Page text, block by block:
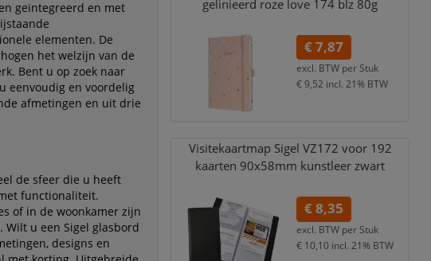
geïntegreerd en met
elementen. De
het welzijn van de
Bent u op zoek naar
eenvoudig en voordelig
afmetingen en uit drie
de sfeer die u heeft
functionaliteit.
of in de woonkamer zijn
u een Sigel glasbord
designs en
gelinieerd roze love 174 blz 80g
€ 7,87
excl. BTW per Stuk
€ 9,52 incl. 21% BTW
Visitekaartmap Sigel VZ172 voor 192
kaarten 90x58mm kunstleer zwart
€ 8,35
excl. BTW per Stuk
€ 10,10 incl. 21% BTW